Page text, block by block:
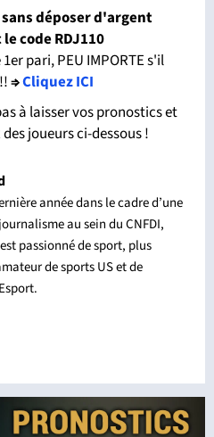
déposer d'argent
code RDJ110
pari, PEU IMPORTE s'il
⇒Cliquez ICI
à laisser vos pronostics et
joueurs ci-dessous !
année dans le cadre d’une
au sein du CNFDI,
passionné de sport, plus
de sports US et de